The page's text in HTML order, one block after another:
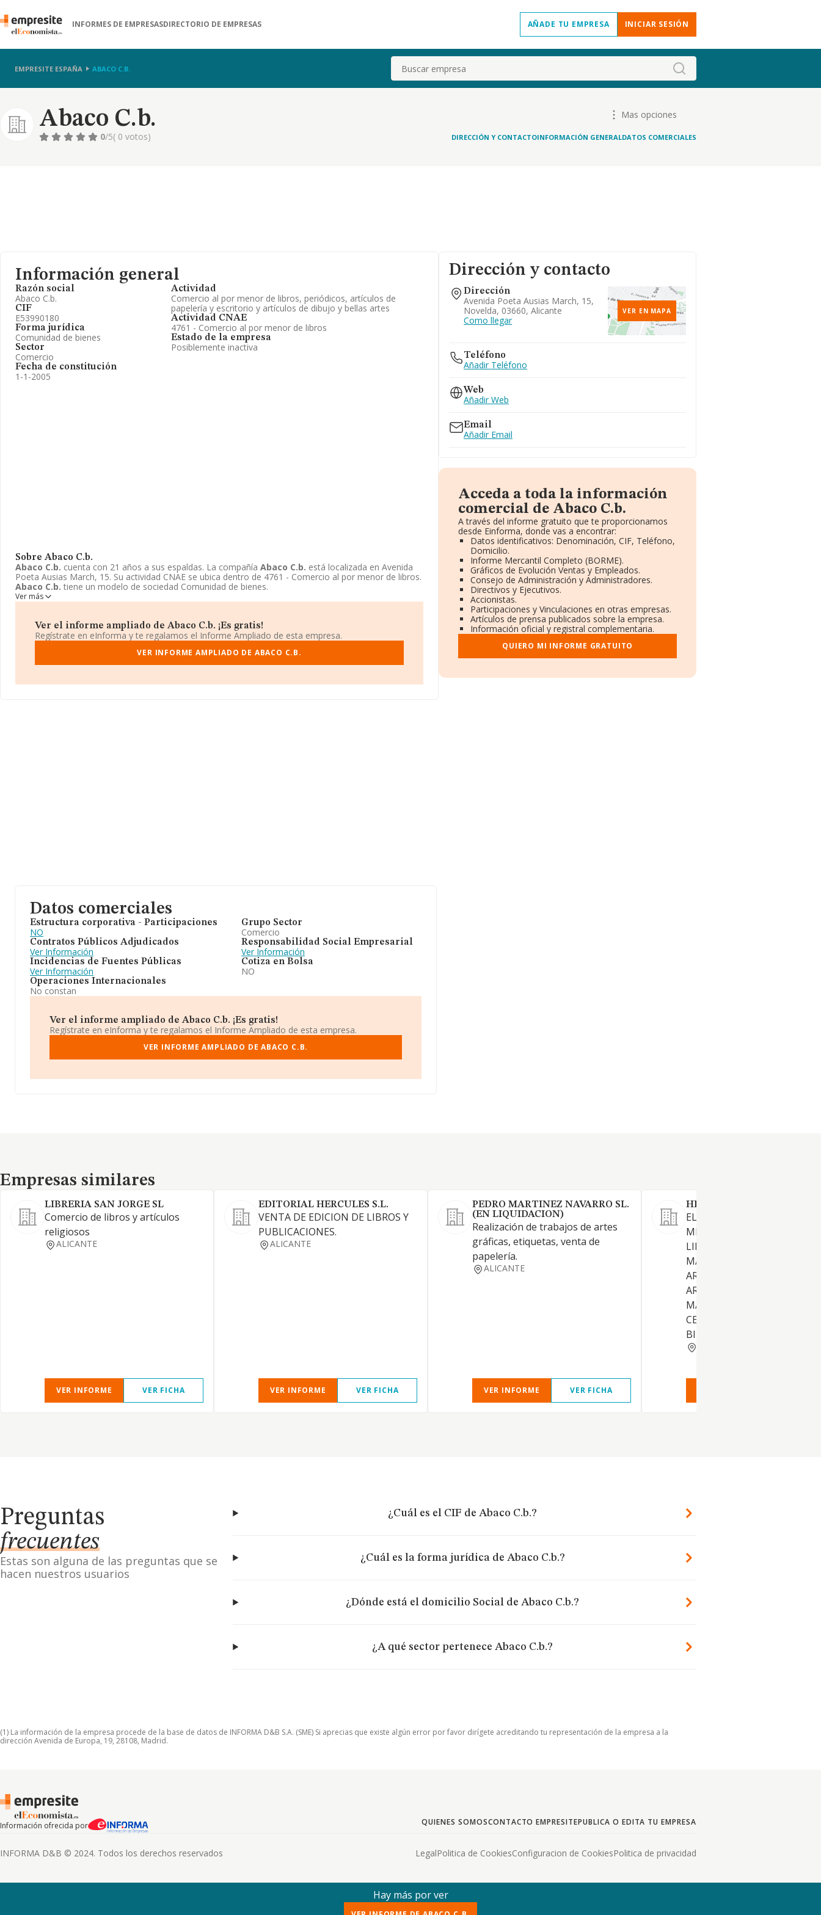
INFORMES DE EMPRESASDIRECTORIO DE EMPRESAS AÑADE TU EMPRESA INICIAR SESIÓN
EMPRESITE ESPAÑA ABACO C.B. Buscar
Abaco C.b.
Mas opciones
0/5( 0 votos) DIRECCIÓN Y CONTACTOINFORMACIÓN GENERALDATOS COMERCIALES
Información general
Razón social
Abaco C.b.
CIF
E53990180
Forma jurídica
Comunidad de bienes
Sector
Comercio
Fecha de constitución
1-1-2005
Actividad
Comercio al por menor de libros, periódicos, artículos de
papelería y escritorio y artículos de dibujo y bellas artes
Actividad CNAE
4761 - Comercio al por menor de libros
Estado de la empresa
Posiblemente inactiva
Sobre Abaco C.b.
Abaco C.b. cuenta con 21 años a sus espaldas. La compañía Abaco C.b. está localizada en Avenida
Poeta Ausias March, 15. Su actividad CNAE se ubica dentro de 4761 - Comercio al por menor de libros.
Abaco C.b. tiene un modelo de sociedad Comunidad de bienes.
Ver más
Ver el informe ampliado de Abaco C.b. ¡Es gratis!
Regístrate en eInforma y te regalamos el Informe Ampliado de esta empresa.
VER INFORME AMPLIADO DE ABACO C.B.
Dirección y contacto
Dirección
Avenida Poeta Ausias March, 15,
Novelda, 03660, Alicante
Como llegar
VER EN MAPA
Teléfono
Añadir Teléfono
Web
Añadir Web
Email
Añadir Email
Acceda a toda la información
comercial de Abaco C.b.
A través del informe gratuito que te proporcionamos
desde Einforma, donde vas a encontrar:
Datos identificativos: Denominación, CIF, Teléfono,
Domicilio.
Informe Mercantil Completo (BORME).
Gráficos de Evolución Ventas y Empleados.
Consejo de Administración y Administradores.
Directivos y Ejecutivos.
Accionistas.
Participaciones y Vinculaciones en otras empresas.
Artículos de prensa publicados sobre la empresa.
Información oficial y registral complementaria.
QUIERO MI INFORME GRATUITO
Datos comerciales
Estructura corporativa - Participaciones
NO
Contratos Públicos Adjudicados
Ver Información
Incidencias de Fuentes Públicas
Ver Información
Operaciones Internacionales
No constan
Grupo Sector
Comercio
Responsabilidad Social Empresarial
Ver Información
Cotiza en Bolsa
NO
Ver el informe ampliado de Abaco C.b. ¡Es gratis!
Regístrate en eInforma y te regalamos el Informe Ampliado de esta empresa.
VER INFORME AMPLIADO DE ABACO C.B.
Empresas similares
Empresas similares
LIBRERIA SAN JORGE SL
Comercio de libros y artículos
religiosos
ALICANTE
VER INFORME VER FICHA
EDITORIAL HERCULES S.L.
VENTA DE EDICION DE LIBROS Y
PUBLICACIONES.
ALICANTE
VER INFORME VER FICHA
PEDRO MARTINEZ NAVARRO SL.
(EN LIQUIDACION)
Realización de trabajos de artes
gráficas, etiquetas, venta de
papelería.
ALICANTE
VER INFORME VER FICHA
HIPERCOLE SL
EL COMERCIO, AL MAYOR Y
MENOR, DE TODA CLASE DE
LIBROS, MATERIAL ESCOLAR.
MATERIAL DIDACTICO,
ARTICULOS DE PAPELERIA, Y
ARTES GRAFICAS VIDEOS Y
MATERIAL INFORMATICO LA
CESION Y ADMINISTRACION
BIENES INMUEBLES. LA
Preguntas
frecuentes
Estas son alguna de las preguntas que se
hacen nuestros usuarios
¿Cuál es el CIF de Abaco C.b.?
¿Cuál es la forma jurídica de Abaco C.b.?
¿Dónde está el domicilio Social de Abaco C.b.?
¿A qué sector pertenece Abaco C.b.?
(1) La información de la empresa procede de la base de datos de INFORMA D&B S.A. (SME) Si aprecias que existe algún error por favor dirígete acreditando tu representación de la empresa a la
dirección Avenida de Europa, 19, 28108, Madrid.
Información ofrecida por QUIENES SOMOSCONTACTO EMPRESITEPUBLICA O EDITA TU EMPRESA
INFORMA D&B © 2024. Todos los derechos reservados LegalPolitica de CookiesConfiguracion de CookiesPolitica de privacidad
Hay más por ver